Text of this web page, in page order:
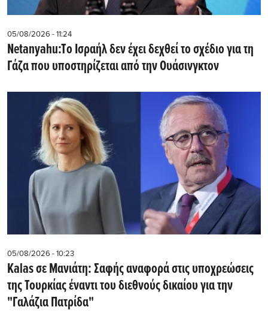
05/08/2026 - 11:24
Netanyahu:Tο Ισραήλ δεν έχει δεχθεί το σχέδιο για τη
Γάζα που υποστηρίζεται από την Ουάσινγκτον
05/08/2026 - 10:23
Kalas σε Μανιάτη: Σαφής αναφορά στις υποχρεώσεις
της Τουρκίας έναντι του διεθνούς δικαίου για την
"Γαλάζια Πατρίδα"